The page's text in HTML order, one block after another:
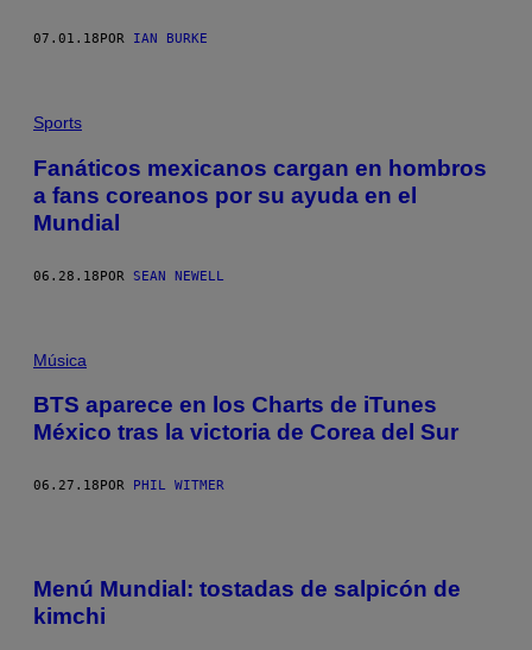
07.01.18POR IAN BURKE
Sports
Fanáticos mexicanos cargan en hombros
a fans coreanos por su ayuda en el
Mundial
06.28.18POR SEAN NEWELL
Música
BTS aparece en los Charts de iTunes
México tras la victoria de Corea del Sur
06.27.18 POR PHIL WITMER
Menú Mundial: tostadas de salpicón de
kimchi